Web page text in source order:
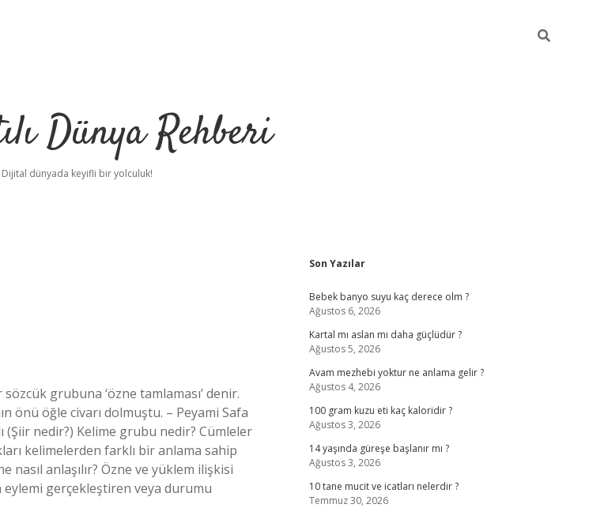
Dünya Rehberi
Dijital dünyada keyifli bir yolculuk!
grubuna ‘özne tamlaması’ denir.
önü öğle civarı dolmuştu. – Peyami Safa
(Şiir nedir?) Kelime grubu nedir? Cümleler
kelimelerden farklı bir anlama sahip
anlaşılır? Özne ve yüklem ilişkisi
gerçekleştiren veya durumu
Sidebar
Son Yazılar
Bebek banyo suyu kaç derece olm ?
Ağustos 6, 2026
Kartal mı aslan mı daha güçlüdür ?
Ağustos 5, 2026
Avam mezhebi yoktur ne anlama gelir ?
Ağustos 4, 2026
100 gram kuzu eti kaç kaloridir ?
Ağustos 3, 2026
14 yaşında güreşe başlanır mı ?
Ağustos 3, 2026
10 tane mucit ve icatları nelerdir ?
Temmuz 30, 2026
deneme bonusu veren bahis siteleri